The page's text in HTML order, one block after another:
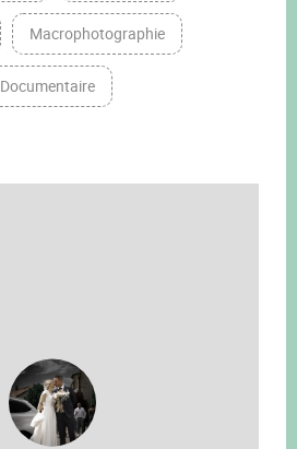
Macrophotographie
Documentaire